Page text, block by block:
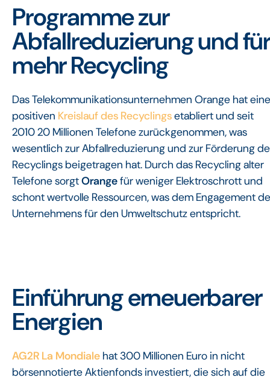
Programme zur
Abfallreduzierung und für
mehr Recycling
Das Telekommunikationsunternehmen Orange hat
positiven Kreislauf des Recyclingsetabliert und seit
2010 20 Millionen Telefone zurückgenommen, was
wesentlich zur Abfallreduzierung und zur Förderung
Recyclings beigetragen hat. Durch das Recycling alter
Telefone sorgtOrangefür weniger Elektroschrott und
schont wertvolle Ressourcen, was dem Engagement
Unternehmens für den Umweltschutz entspricht.
Einführung erneuerbarer
Energien
AG2R La Mondiale hat 300 Millionen Euro in nicht
börsennotierte Aktienfonds investiert, die sich auf die